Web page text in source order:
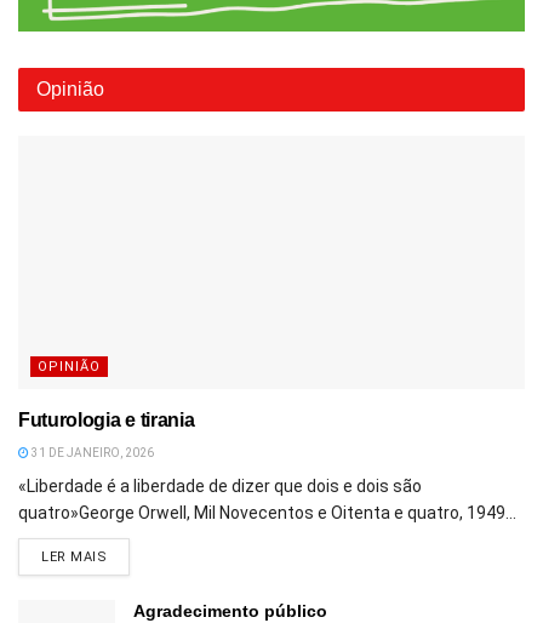
Opinião
OPINIÃO
Futurologia e tirania
31 DE JANEIRO, 2026
«Liberdade é a liberdade de dizer que dois e dois são
quatro»George Orwell, Mil Novecentos e Oitenta e quatro, 1949...
LER MAIS
Agradecimento público